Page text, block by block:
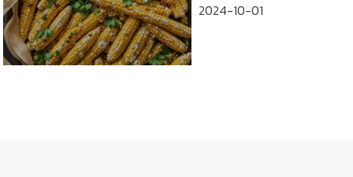
2024-10-01